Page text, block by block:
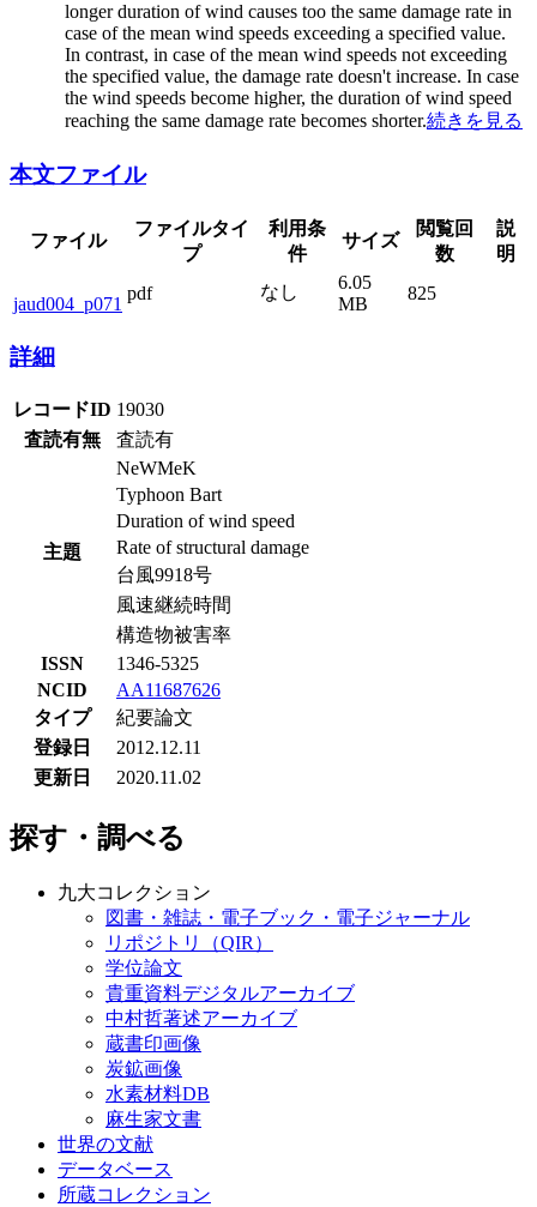
longer duration of wind causes too the same damage rate in
case of the mean wind speeds exceeding a specified value.
In contrast, in case of the mean wind speeds not exceeding
the specified value, the damage rate doesn't increase. In case
the wind speeds become higher, the duration of wind speed
reaching the same damage rate becomes shorter.続きを見る
本文ファイル
ファイル
ファイルタイ
プ
利用条
件
サイズ
閲覧回
数
説
明
jaud004_p071
pdf なし
6.05
MB
825
詳細
レコードID 19030
査読有無
査読有
主題
NeWMeK
Typhoon Bart
Duration of wind speed
Rate of structural damage
台風9918号
風速継続時間
構造物被害率
ISSN
1346-5325
NCID
AA11687626
タイプ
紀要論文
登録日
2012.12.11
更新日
2020.11.02
探す・調べる
九大コレクション
図書・雑誌・電子ブック・電子ジャーナル
リポジトリ（QIR）
学位論文
貴重資料デジタルアーカイブ
中村哲著述アーカイブ
蔵書印画像
炭鉱画像
水素材料DB
麻生家文書
世界の文献
データベース
所蔵コレクション